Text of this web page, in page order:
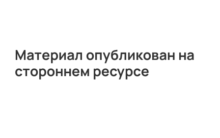
Материал опубликован на
стороннем ресурсе